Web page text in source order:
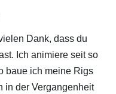
Dank, dass du
Ich animiere seit so
baue ich meine Rigs
in der Vergangenheit